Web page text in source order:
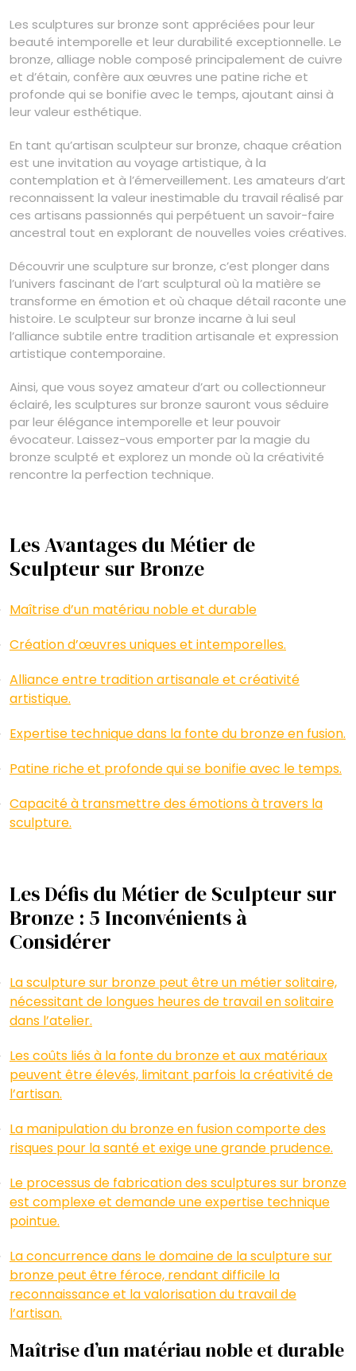
Les sculptures sur bronze sont appréciées pour leur
beauté intemporelle et leur durabilité exceptionnelle. Le
bronze, alliage noble composé principalement de cuivre
et d’étain, confère aux œuvres une patine riche et
profonde qui se bonifie avec le temps, ajoutant ainsi à
leur valeur esthétique.
En tant qu’artisan sculpteur sur bronze, chaque création
est une invitation au voyage artistique, à la
contemplation et à l’émerveillement. Les amateurs d’art
reconnaissent la valeur inestimable du travail réalisé par
ces artisans passionnés qui perpétuent un savoir-faire
ancestral tout en explorant de nouvelles voies créatives.
Découvrir une sculpture sur bronze, c’est plonger dans
l’univers fascinant de l’art sculptural où la matière se
transforme en émotion et où chaque détail raconte une
histoire. Le sculpteur sur bronze incarne à lui seul
l’alliance subtile entre tradition artisanale et expression
artistique contemporaine.
Ainsi, que vous soyez amateur d’art ou collectionneur
éclairé, les sculptures sur bronze sauront vous séduire
par leur élégance intemporelle et leur pouvoir
évocateur. Laissez-vous emporter par la magie du
bronze sculpté et explorez un monde où la créativité
rencontre la perfection technique.
Les Avantages du Métier de
Sculpteur sur Bronze
Maîtrise d’un matériau noble et durable
Création d’œuvres uniques et intemporelles.
Alliance entre tradition artisanale et créativité
artistique.
Expertise technique dans la fonte du bronze en fusion.
Patine riche et profonde qui se bonifie avec le temps.
Capacité à transmettre des émotions à travers la
sculpture.
Les Défis du Métier de Sculpteur sur
Bronze : 5 Inconvénients à
Considérer
La sculpture sur bronze peut être un métier solitaire,
nécessitant de longues heures de travail en solitaire
dans l’atelier.
Les coûts liés à la fonte du bronze et aux matériaux
peuvent être élevés, limitant parfois la créativité de
l’artisan.
La manipulation du bronze en fusion comporte des
risques pour la santé et exige une grande prudence.
Le processus de fabrication des sculptures sur bronze
est complexe et demande une expertise technique
pointue.
La concurrence dans le domaine de la sculpture sur
bronze peut être féroce, rendant difficile la
reconnaissance et la valorisation du travail de
l’artisan.
Maîtrise d’un matériau noble et durable